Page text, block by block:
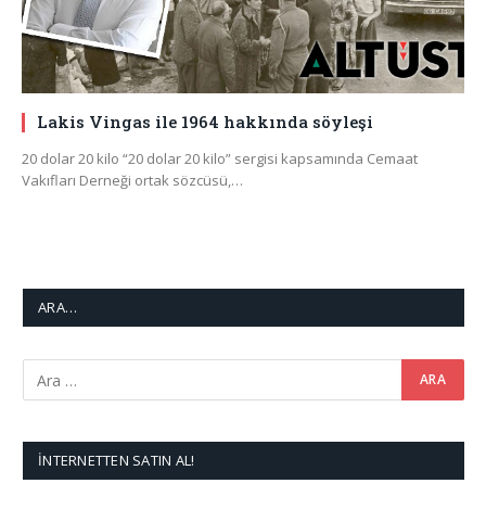
Lakis Vingas ile 1964 hakkında söyleşi
20 dolar 20 kilo “20 dolar 20 kilo” sergisi kapsamında Cemaat
Vakıfları Derneği ortak sözcüsü,…
ARA…
İNTERNETTEN SATIN AL!